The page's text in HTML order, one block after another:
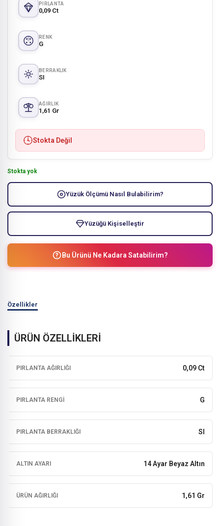
PIRLANTA
0,09 Ct
RENK
G
BERRAKLIK
SI
AĞIRLIK
1,61 Gr
Stokta Değil
Stokta yok
Yüzük Ölçümü Nasıl Bulabilirim?
Yüzüğü Kişiselleştir
Bu Ürünü Ne Kadara Satabilirim?
Özellikler
ÜRÜN ÖZELLİKLERİ
PIRLANTA AĞIRLIĞI 0,09 Ct
PIRLANTA RENGI G
PIRLANTA BERRAKLIĞI SI
ALTIN AYARI 14 Ayar Beyaz Altın
ÜRÜN AĞIRLIĞI 1,61 Gr